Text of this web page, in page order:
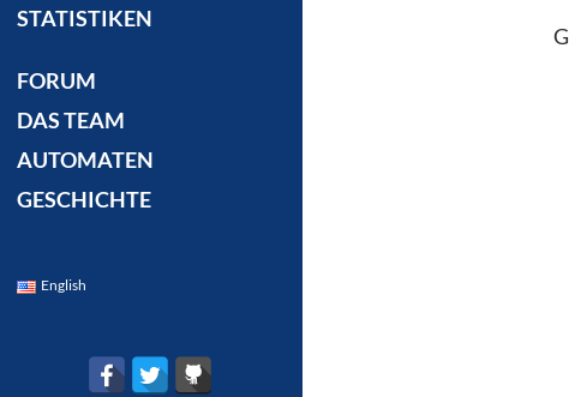
STATISTIKEN
FORUM
DAS TEAM
AUTOMATEN
GESCHICHTE
English